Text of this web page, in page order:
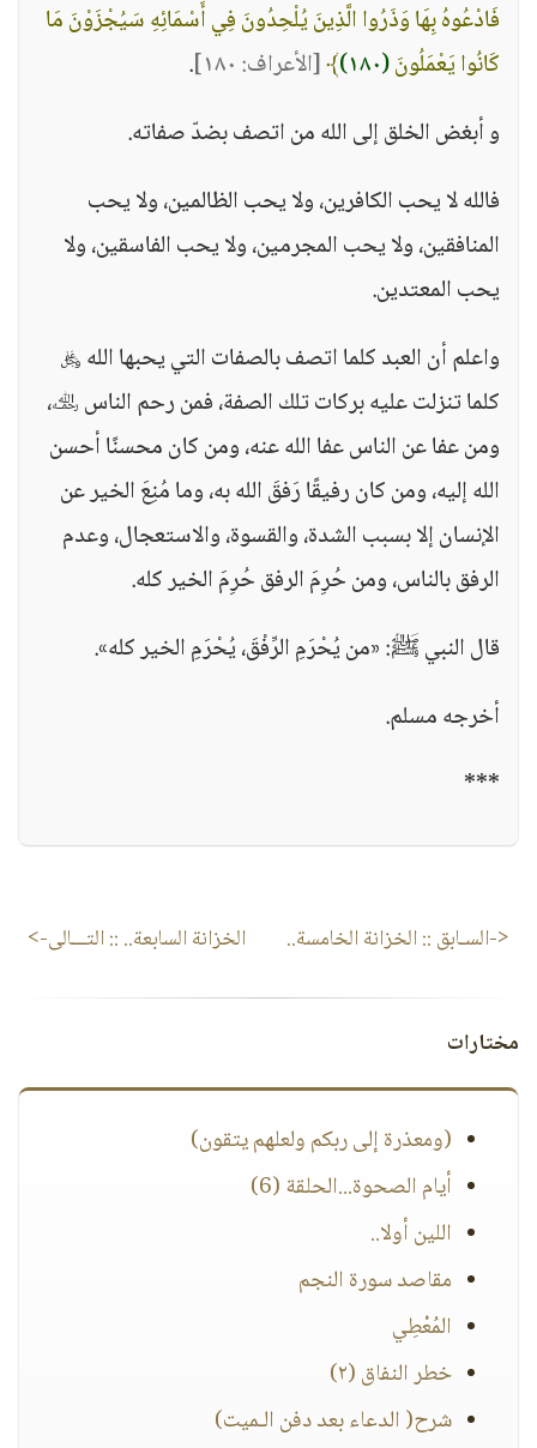
فَادْعُوهُ بِهَا وَذَرُوا الَّذِينَ يُلْحِدُونَ فِي أَسْمَائِهِ سَيُجْزَوْنَ مَا
كَانُوا يَعْمَلُونَ(١٨٠) ﴾[الأعراف: ١٨٠]
.
و أبغض الخلق إلى الله من اتصف بضدّ صفاته.
فالله لا يحب الكافرين، ولا يحب الظالمين، ولا يحب
المنافقين، ولا يحب المجرمين، ولا يحب الفاسقين، ولا
يحب المعتدين.
واعلم أن العبد كلما اتصف بالصفات التي يحبها الله ﷿
كلما تنزلت عليه بركات تلك الصفة، فمن رحم الناس ﵀،
ومن عفا عن الناس عفا الله عنه، ومن كان محسنًا أحسن
الله إليه، ومن كان رفيقًا رَفقَ الله به، وما مُنِعَ الخير عن
الإنسان إلا بسبب الشدة، والقسوة، والاستعجال، وعدم
الرفق بالناس، ومن حُرِمَ الرفق حُرِمَ الخير كله.
قال النبي ﷺ: «من يُحْرَمِ الرِّفْقَ، يُحْرَمِ الخير كله».
أخرجه مسلم.
***
<-السـابق ::الخزانة الخامسة.. الخزانة السابعة.. :: التـــالى->
مختارات
(ومعذرة إلى ربكم ولعلهم يتقون)
أيام الصحوة...الحلقة (6)
اللين أولا..
مقاصد سورة النجم
المُعْطِي
خطر النفاق (٢)
شرح( الدعاء بعد دفن الـميت)